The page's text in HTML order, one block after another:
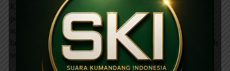
Kata Ipong, besok rencananya akan melakukan
pemetaan untuk menentukan langkah normalisasi
sungai . Diharapkan air sungai bisa mengalir dengan
lancar dan tidak membahayakan perkampungan sebelah
selatan.